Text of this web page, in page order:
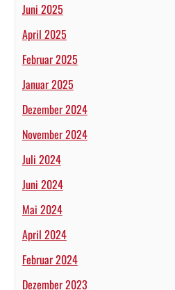
Juni 2025
April 2025
Februar 2025
Januar 2025
Dezember 2024
November 2024
Juli 2024
Juni 2024
Mai 2024
April 2024
Februar 2024
Dezember 2023